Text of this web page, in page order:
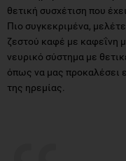
θετική συσχέτιση που
Πιο συγκεκριμένα,
ζεστού καφέ με καφεΐνη
νευρικό σύστημα με
όπως να μας προκαλέσει
της ηρεμίας.